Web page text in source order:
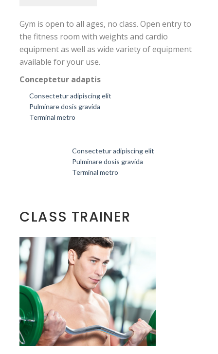
Gym is open to all ages, no class. Open entry to
the fitness room with weights and cardio
equipment as well as wide variety of equipment
available for your use.
Conceptetur adaptis
Consectetur adipiscing elit
Pulminare dosis gravida
Terminal metro
Consectetur adipiscing elit
Pulminare dosis gravida
Terminal metro
CLASS TRAINER